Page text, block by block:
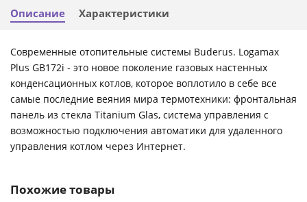
Описание Характеристики
Современные отопительные системы Buderus. Logamax
Plus GB172i - это новое поколение газовых настенных
конденсационных котлов, которое воплотило в себе все
самые последние веяния мира термотехники: фронтальная
панель из стекла Titanium Glas, система управления c
возможностью подключения автоматики для удаленного
управления котлом через Интернет.
Похожие товары